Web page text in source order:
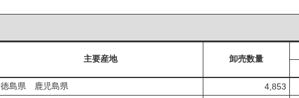
主要産地 卸売数量
徳島県 鹿児島県 4,853